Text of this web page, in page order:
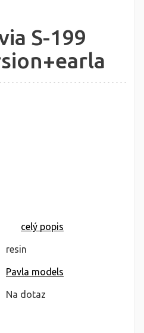
S-199
celý popis
resin
Pavla models
Na dotaz